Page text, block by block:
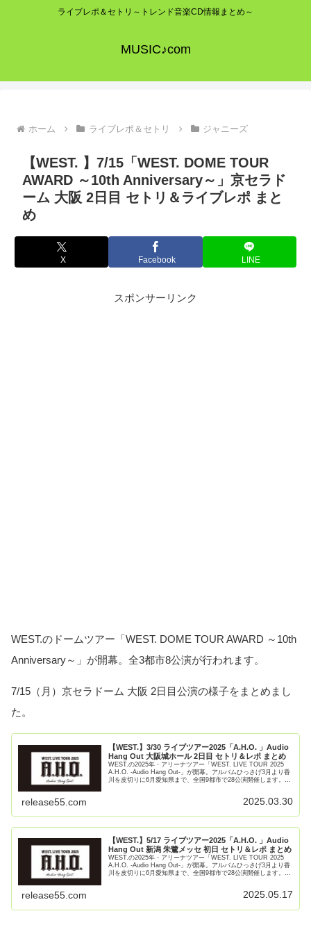
ライブレポ＆セトリ～トレンド音楽CD情報まとめ～
MUSIC♪com
ホーム ライブレポ＆セトリ ジャニーズ
【WEST. 】7/15「WEST. DOME TOUR
AWARD ～10th Anniversary～」京セラド
ーム 大阪 2日目 セトリ＆ライブレポ まと
め
X Facebook LINE
スポンサーリンク
WEST.のドームツアー「WEST. DOME TOUR AWARD ～10th
Anniversary～」が開幕。全3都市8公演が行われます。
7/15（月）京セラドーム 大阪 2日目公演の様子をまとめまし
た。
【WEST.】3/30 ライブツアー2025「A.H.O. 」Audio
Hang Out 大阪城ホール 2日目 セトリ＆レポ まとめ
WEST.の2025年・アリーナツアー「WEST. LIVE TOUR 2025
A.H.O. -Audio Hang Out-」が開幕。アルバムひっさげ3月より香
川を皮切りに6月愛知県まで、全国9都市で28公演開催します。
release55.com 2025.03.30
【WEST.】5/17 ライブツアー2025「A.H.O. 」Audio
Hang Out 新潟 朱鷺メッセ 初日 セトリ＆レポ まとめ
WEST.の2025年・アリーナツアー「WEST. LIVE TOUR 2025
A.H.O. -Audio Hang Out-」が開幕。アルバムひっさげ3月より香
川を皮切りに6月愛知県まで、全国9都市で28公演開催します。
release55.com 2025.05.17